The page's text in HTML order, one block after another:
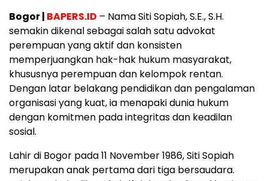
Bogor | BAPERS.ID – Nama Siti Sopiah, S.E., S.H.
semakin dikenal sebagai salah satu advokat
perempuan yang aktif dan konsisten
memperjuangkan hak-hak hukum masyarakat,
khususnya perempuan dan kelompok rentan.
Dengan latar belakang pendidikan dan pengalaman
organisasi yang kuat, ia menapaki dunia hukum
dengan komitmen pada integritas dan keadilan
sosial.
Lahir di Bogor pada 11 November 1986, Siti Sopiah
merupakan anak pertama dari tiga bersaudara.